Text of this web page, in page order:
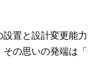
置と設計変更能
の思いの発端は